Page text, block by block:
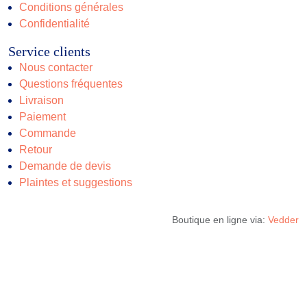
Conditions générales
Confidentialité
Service clients
Nous contacter
Questions fréquentes
Livraison
Paiement
Commande
Retour
Demande de devis
Plaintes et suggestions
Boutique en ligne via: Vedder